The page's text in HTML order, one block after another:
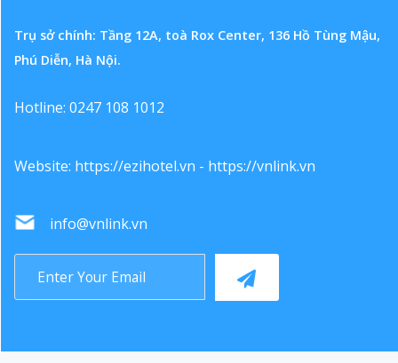
Trụ sở chính: Tầng 12A, toà Rox Center, 136 Hồ Tùng Mậu,
Phú Diễn, Hà Nội.
Hotline: 0247 108 1012
Website: https://ezihotel.vn - https://vnlink.vn
info@vnlink.vn